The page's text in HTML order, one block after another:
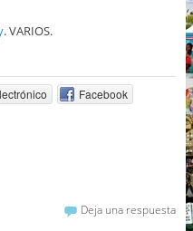
. VARIOS.
Facebook
Deja una respuesta